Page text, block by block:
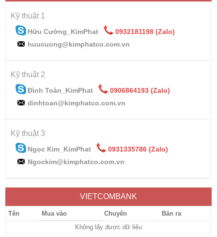
Kỹ thuật 1
Hữu Cường_KimPhat
0932181198 (Zalo)
huucuong@kimphatco.com.vn
Kỹ thuật 2
Đình Toàn_KimPhat
0906864193 (Zalo)
dinhtoan@kimphatco.com.vn
Kỹ thuật 3
Ngọc Kim_KimPhat
0931335786 (Zalo)
Ngockim@kimphatco.com.vn
VIETCOMBANK
Tên Mua vào Chuyển
Bán ra
Không lấy được dữ liệu